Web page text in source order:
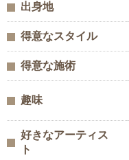
出身地
得意なスタイル
得意な施術
趣味
好きなアーティス
ト